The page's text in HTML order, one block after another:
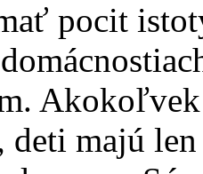
pocit
Akokoľvek
deti majú